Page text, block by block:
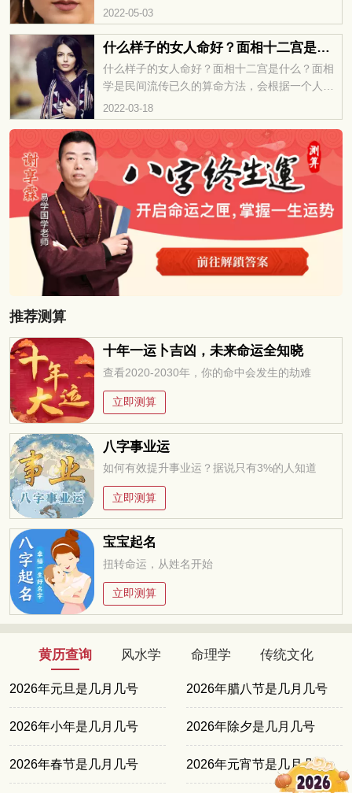
老公女人的十大特征解析，想知道自己老婆是不
是旺夫脸，关注华易网的面相内容即可。...
2022-05-03
什么样子的女人命好？面相十二宫是什么？
什么样子的女人命好？面相十二宫是什么？面相
学是民间流传已久的算命方法，会根据一个人的
面相特点，来分析命运运势的发展，华易网为大
家准备了有关面相的内容！ 什么样子的女...
2022-03-18
推荐测算
十年一运卜吉凶，未来命运全知晓
查看2020-2030年，你的命中会发生的劫难
立即测算
八字事业运
如何有效提升事业运？据说只有3%的人知道
立即测算
宝宝起名
扭转命运，从姓名开始
立即测算
黄历查询 风水学 命理学 传统文化
2026年元旦是几月几号 2026年腊八节是几月几号
2026年小年是几月几号 2026年除夕是几月几号
2026年春节是几月几号 2026年元宵节是几月几号